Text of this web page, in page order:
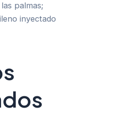
palmas;
inyectado